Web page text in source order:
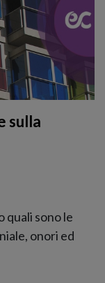
sulla
quali sono le
onori ed